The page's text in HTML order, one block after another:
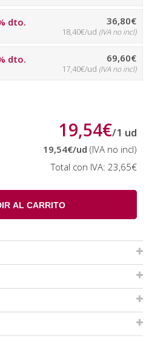
dto. 36,80€
18,40€/ud (IVA no incl)
dto. 69,60€
17,40€/ud (IVA no incl)
19,54€/1 ud
19,54€/ud (IVA no incl)
Total con IVA: 23,65€
AL CARRITO